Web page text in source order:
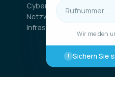
Cybersecurity
Netzwerk &
Infrastruktur
Wir melden
! Sichern Sie